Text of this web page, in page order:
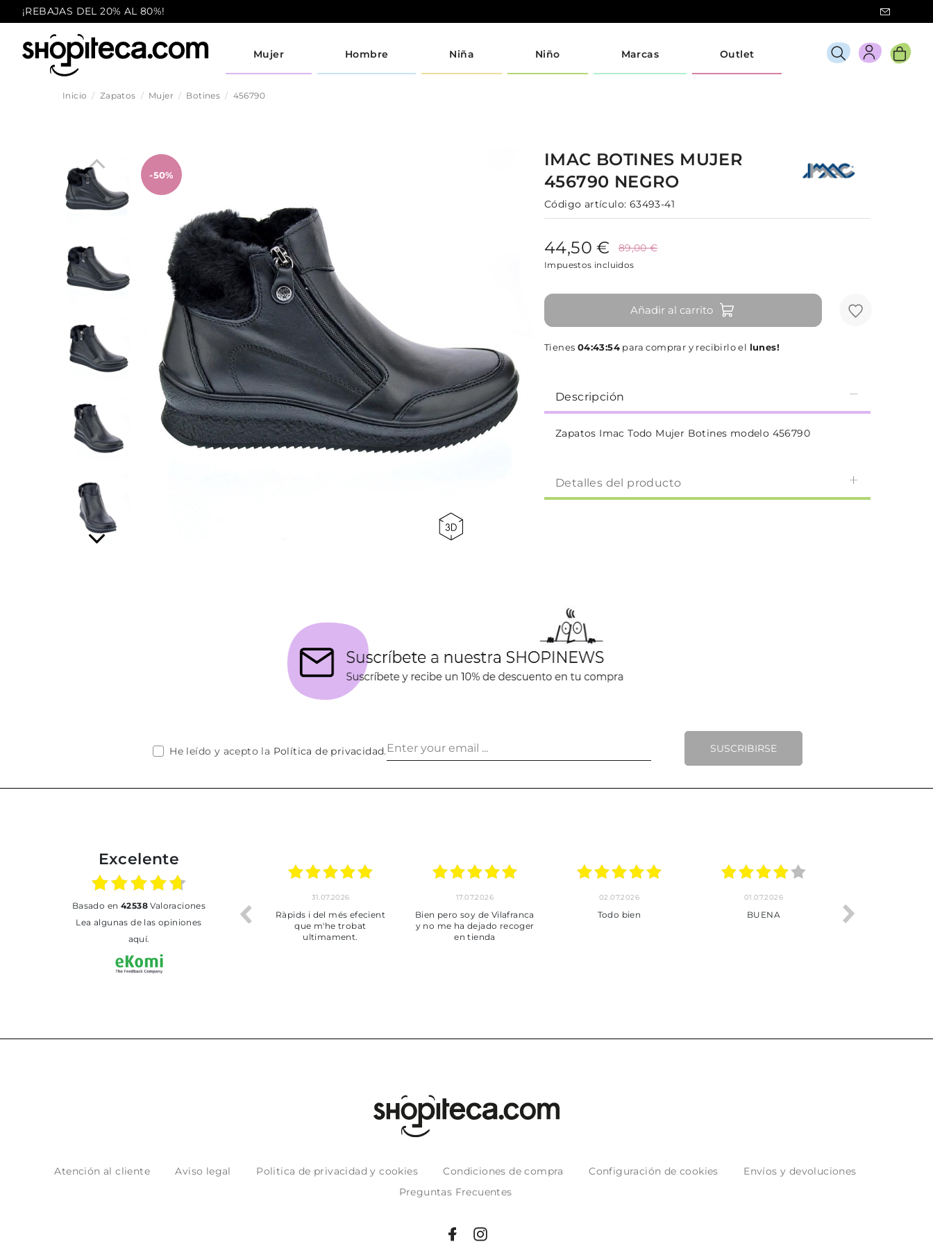
¡REBAJAS DEL 20% AL 80%!
Mujer Hombre Niña Niño Marcas Outlet
Inicio Zapatos Mujer Botines 456790
-50%
IMAC BOTINES MUJER
456790 NEGRO
Código artículo: 63493-41
44,50 € 89,00 €
Impuestos incluidos
Añadir al carrito
Tienes 04:43:53para comprar y recibirlo el lunes!
Descripción
Zapatos Imac Todo Mujer Botines modelo 456790
Detalles del producto
SUSCRIBIRSE
He leído y acepto la Política de privacidad.
Excelente
basado en 42538Valoraciones
Lea algunas de las opiniones
aquí.
servicio
Ràpids i del més efecient
que m'he trobat
Bien pero soy de Vilafranca
y no me ha dejado recoger
Todo bien Tot perfecte
Atención al cliente Aviso legal Politica de privacidad y cookies Condiciones de compra Configuración de cookies
Envíos y devoluciones
Preguntas Frecuentes